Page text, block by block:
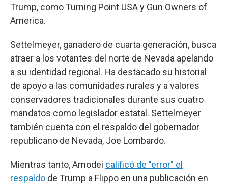
Trump, como Turning Point USA y Gun Owners of
America.
Settelmeyer, ganadero de cuarta generación, busca
atraer a los votantes del norte de Nevada apelando
a su identidad regional. Ha destacado su historial
de apoyo a las comunidades rurales y a valores
conservadores tradicionales durante sus cuatro
mandatos como legislador estatal. Settelmeyer
también cuenta con el respaldo del gobernador
republicano de Nevada, Joe Lombardo.
Mientras tanto, Amodei calificó de "error" el
respaldo de Trump a Flippo en una publicación en